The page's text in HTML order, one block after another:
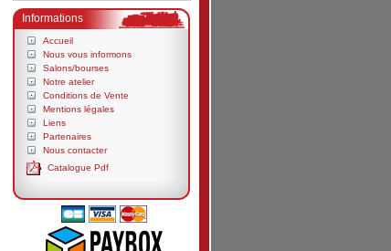
Informations
Accueil
Nous vous informons
Salons/bourses
Notre atelier
Conditions de Vente
Mentions légales
Liens
Partenaires
Nous contacter
Catalogue Pdf